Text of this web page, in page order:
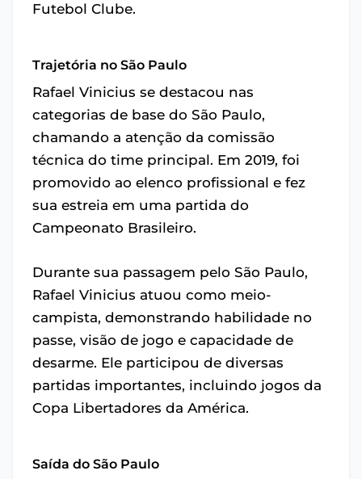
Futebol Clube.
Trajetória no São Paulo
Rafael Vinicius se destacou nas
categorias de base do São Paulo,
chamando a atenção da comissão
técnica do time principal. Em 2019, foi
promovido ao elenco profissional e fez
sua estreia em uma partida do
Campeonato Brasileiro.
Durante sua passagem pelo São Paulo,
Rafael Vinicius atuou como meio-
campista, demonstrando habilidade no
passe, visão de jogo e capacidade de
desarme. Ele participou de diversas
partidas importantes, incluindo jogos da
Copa Libertadores da América.
Saída do São Paulo